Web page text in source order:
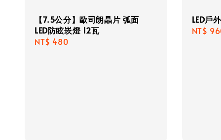
【7.5公分】歐司朗晶片 弧面
LED防眩崁燈 12瓦
Regular
NT$ 480
LED戶
NT$